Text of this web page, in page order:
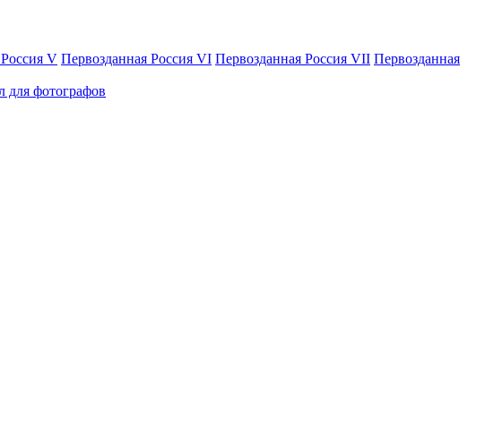
V Первозданная Россия VI Первозданная Россия VII Первозданная
для фотографов